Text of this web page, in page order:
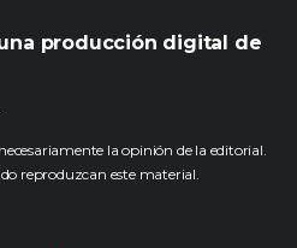
producción digital de
la opinión de la editorial.
reproduzcan este material.